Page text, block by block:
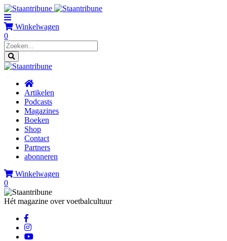
Winkelwagen
0
Artikelen
Podcasts
Magazines
Boeken
Shop
Contact
Partners
abonneren
Winkelwagen
0
Hét magazine over voetbalcultuur